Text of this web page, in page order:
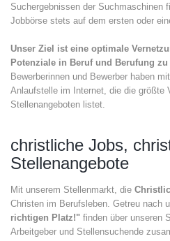
Suchergebnissen der Suchmaschinen
Jobbörse stets auf dem ersten oder
Unser Ziel ist eine optimale
Potenziale in Beruf und Berufung zu
Bewerberinnen und Bewerber haben
Anlaufstelle im Internet, die die größte
Stellenangeboten listet.
christliche Jobs,
Stellenangebote
Mit unserem Stellenmarkt, die
Christen im Berufsleben. Getreu nach
richtigen Platz!" finden über unseren
Arbeitgeber und Stellensuchende